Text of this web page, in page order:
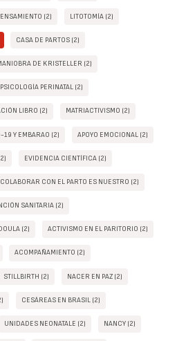
(2) LITOTOMÍA (2)
CASA DE PARTOS (2)
DE KRISTELLER (2)
PERINATAL (2)
LIBRO (2) MATRIACTIVISMO (2)
19 Y EMBARAO (2) APOYO EMOCIONAL (2)
EVIDENCIA CIENTÍFICA (2)
COLABORAR CON EL PARTO ES NUESTRO (2)
SANITARIA (2)
DOULA (2) ACTIVISMO EN EL PARITORIO (2)
ACOMPAÑAMIENTO (2)
STILLBIRTH (2) NACER EN PAZ (2)
CESÁREAS EN BRASIL (2)
UNIDADES NEONATALE (2) NANCY (2)